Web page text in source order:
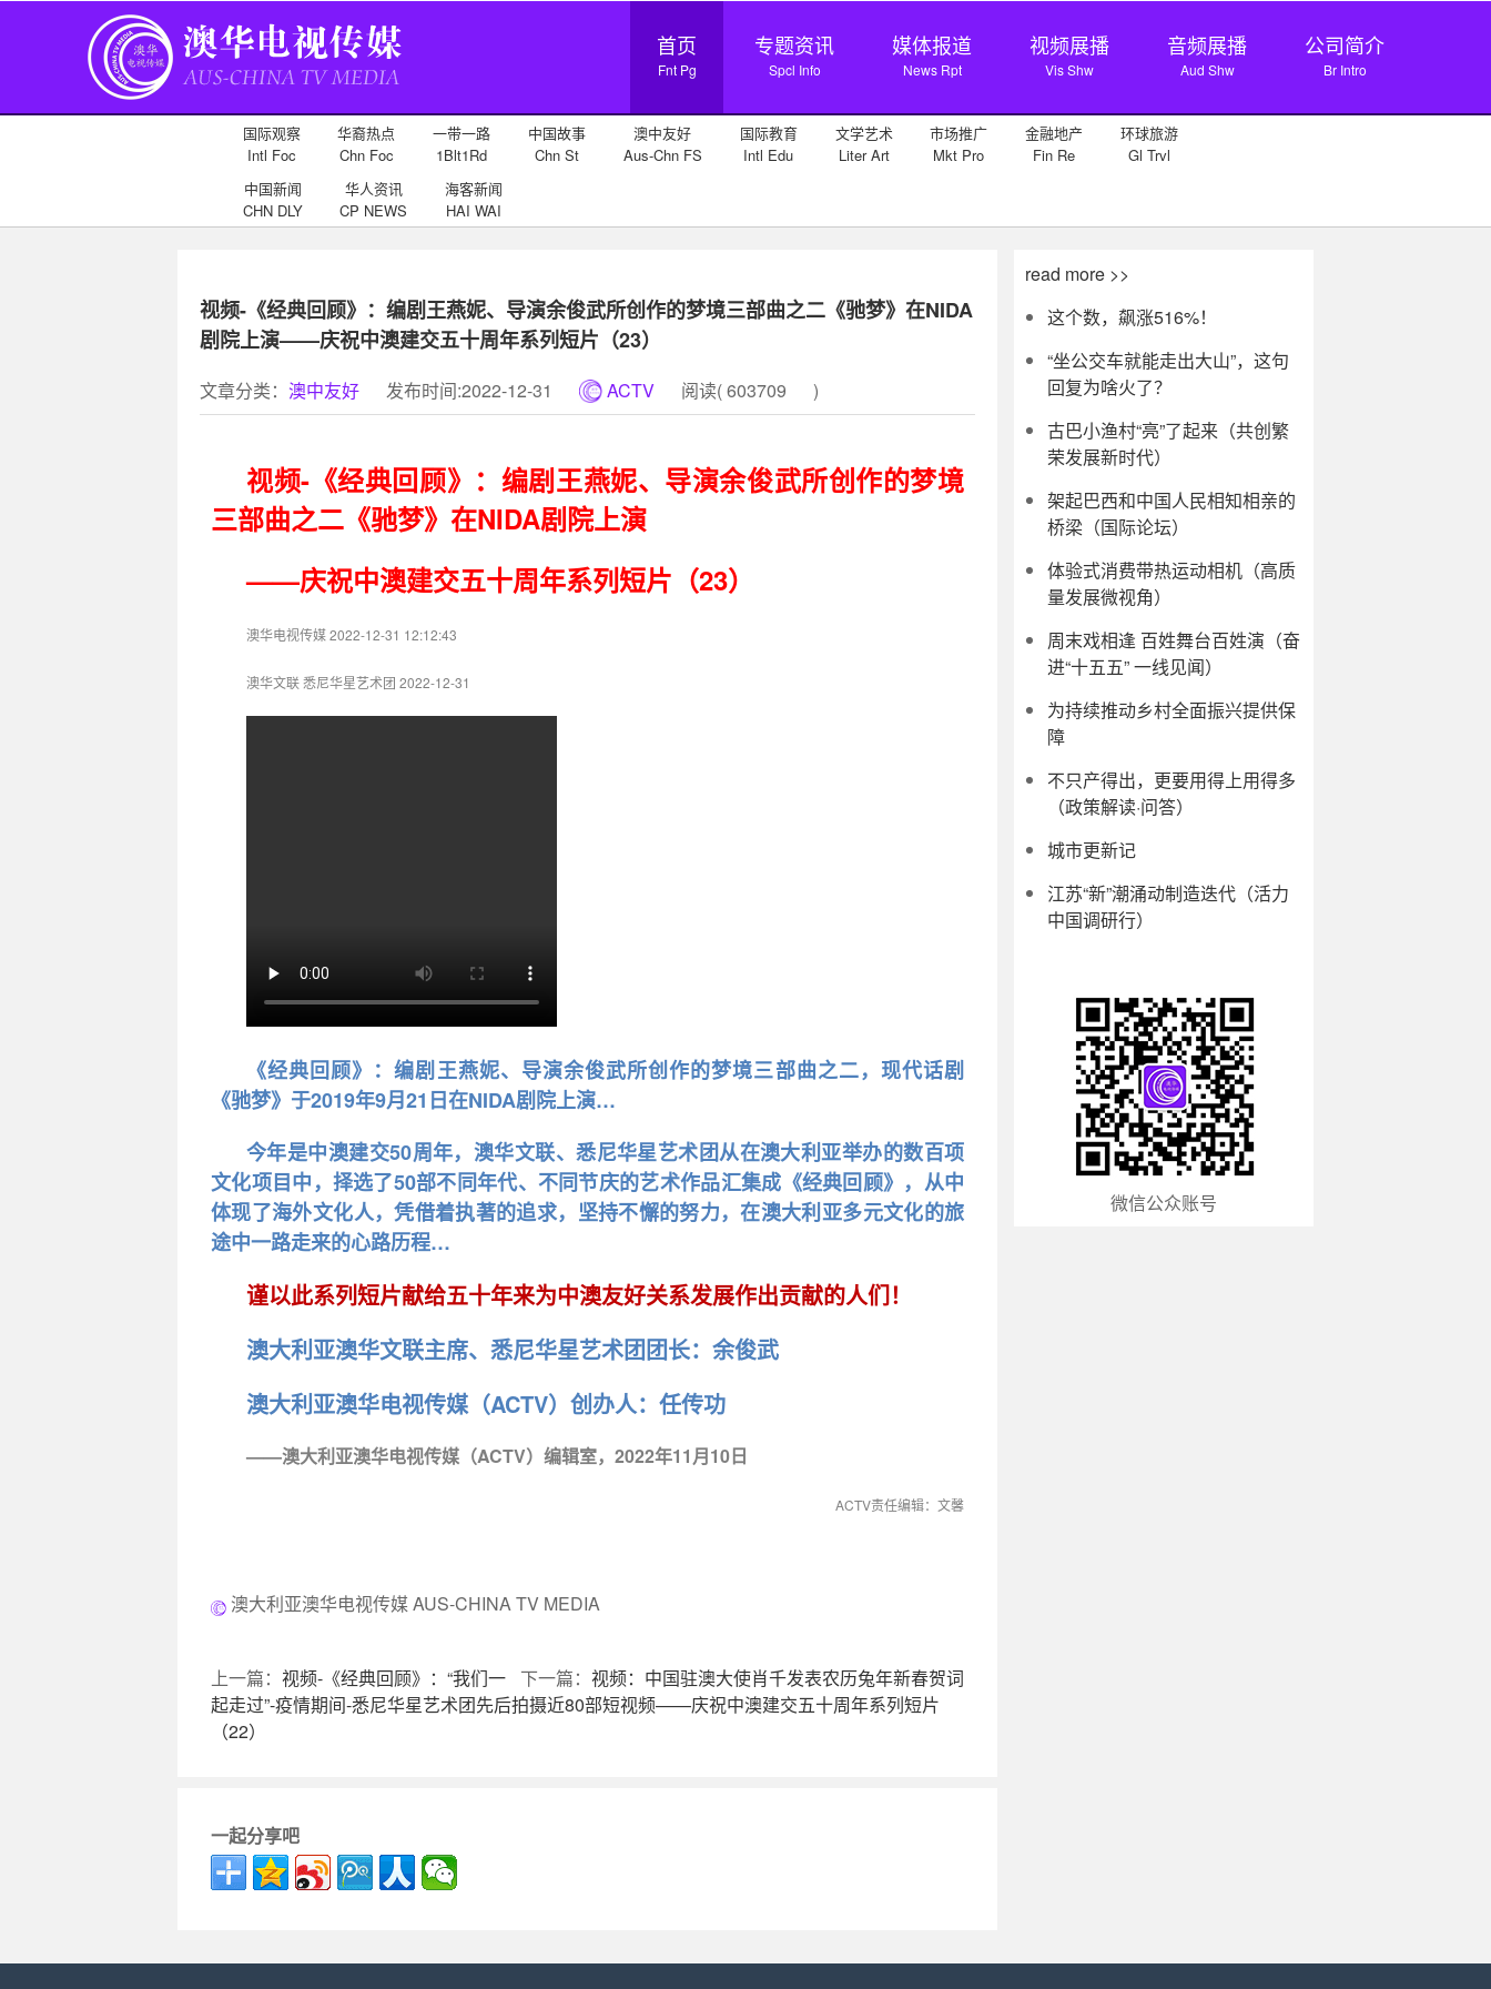
首页
Fnt Pg
专题资讯
Spcl Info
媒体报道
News Rpt
视频展播
Vis Shw
音频展播
Aud Shw
公司简介
Br Intro
国际观察
Intl Foc
华裔热点
Chn Foc
一带一路
1Blt1Rd
中国故事
Chn St
澳中友好
Aus-Chn FS
国际教育
Intl Edu
文学艺术
Liter Art
市场推广
Mkt Pro
金融地产
Fin Re
环球旅游
Gl Trvl
中国新闻
CHN DLY
华人资讯
CP NEWS
海客新闻
HAI WAI
视频-《经典回顾》：编剧王燕妮、导演余俊武所创作的梦境三部曲之二《驰梦》在NIDA
剧院上演——庆祝中澳建交五十周年系列短片（23）
文章分类： 澳中友好 发布时间:2022-12-31 ACTV 阅读(603709 )
视频-《经典回顾》：编剧王燕妮、导演余俊武所创作的梦境
三部曲之二《驰梦》在NIDA剧院上演
——庆祝中澳建交五十周年系列短片（23）
澳华电视传媒 2022-12-31 12:12:43
澳华文联 悉尼华星艺术团 2022-12-31
《经典回顾》：编剧王燕妮、导演余俊武所创作的梦境三部曲之二，现代话剧
《驰梦》于2019年9月21日在NIDA剧院上演…
今年是中澳建交50周年，澳华文联、悉尼华星艺术团从在澳大利亚举办的数百项
文化项目中，择选了50部不同年代、不同节庆的艺术作品汇集成《经典回顾》，从中
体现了海外文化人，凭借着执著的追求，坚持不懈的努力，在澳大利亚多元文化的旅
途中一路走来的心路历程…
谨以此系列短片献给五十年来为中澳友好关系发展作出贡献的人们！
澳大利亚澳华文联主席、悉尼华星艺术团团长：余俊武
澳大利亚澳华电视传媒（ACTV）创办人：任传功
——澳大利亚澳华电视传媒（ACTV）编辑室，2022年11月10日
ACTV责任编辑：文馨
澳大利亚澳华电视传媒 AUS-CHINA TV MEDIA
下一篇： 视频：中国驻澳大使肖千发表农历兔年新春贺词
上一篇： 视频-《经典回顾》：“我们一
起走过”-疫情期间-悉尼华星艺术团先后拍摄近80部短视频——庆祝中澳建交五十周年系列短片
（22）
一起分享吧
read more >>
这个数，飙涨516%！
“坐公交车就能走出大山”，这句
回复为啥火了？
古巴小渔村“亮”了起来（共创繁
荣发展新时代）
架起巴西和中国人民相知相亲的
桥梁（国际论坛）
体验式消费带热运动相机（高质
量发展微视角）
周末戏相逢 百姓舞台百姓演（奋
进“十五五” 一线见闻）
为持续推动乡村全面振兴提供保
障
不只产得出，更要用得上用得多
（政策解读·问答）
城市更新记
江苏“新”潮涌动制造迭代（活力
中国调研行）
微信公众账号